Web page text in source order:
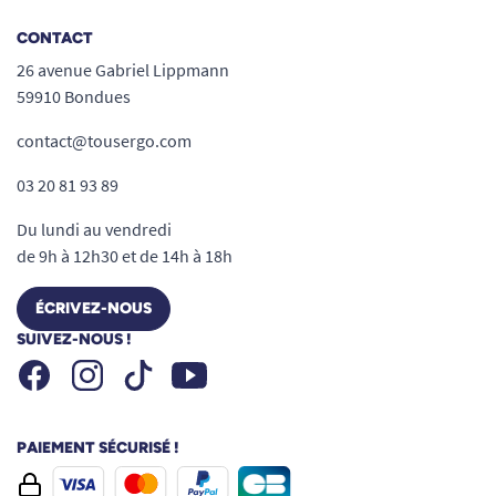
personnes âgées, en convalescence, ou
Confort haut de gamme
haute densité, accoudoirs moelleux, appui-
tête et protections textiles.
agréable, facile d’entretien, harmonie
parfaite avec tous les styles d’intérieur.
Utilisation intuitive
simple, rangements pratiques intégrés,
signalisation des branchements.
Structure très résistante
exigeant, capacité de charge généreuse.
Ce fauteuil convient aux personnes mesurant
CONTACT
26 avenue Gabriel Lippmann
59910 Bondues
contact@tousergo.com
03 20 81 93 89
Du lundi au vendredi
de 9h à 12h30 et de 14h à 18h
ÉCRIVEZ-NOUS
SUIVEZ-NOUS !
FacebookInstagramTiktok Youtube
PAIEMENT SÉCURISÉ !